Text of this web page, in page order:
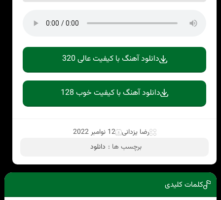
دانلود آهنگ با کیفیت عالی 320
دانلود آهنگ با کیفیت خوب 128
رضا یزدانی 12 نوامبر 2022
برچسب ها : دانلود
کلمات کلیدی